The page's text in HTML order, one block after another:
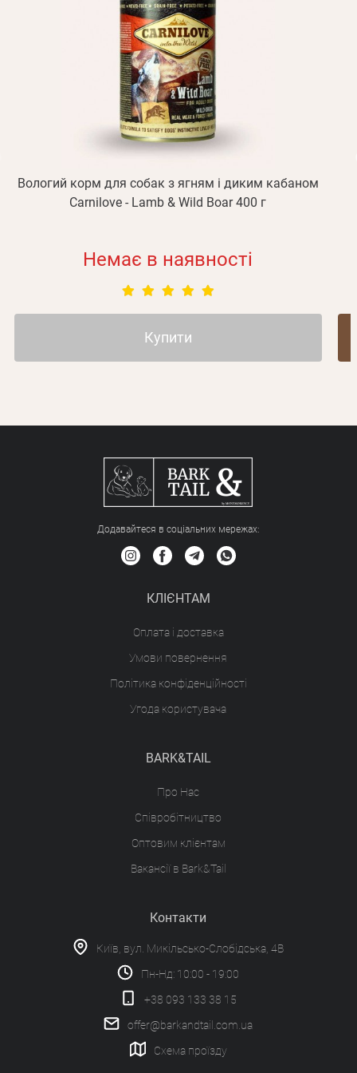
Вологий корм для собак з ягням і диким кабаном
Carnilove - Lamb & Wild Boar 400 г
Немає в наявності
Купити
Додавайтеся в соціальних мережах:
КЛІЄНТАМ
Оплата і доставка
Умови повернення
Політика конфіденційності
Угода користувача
BARK&TAIL
Про Нас
Співробітництво
Оптовим клієнтам
Вакансії в Bark&Tail
Контакти
Київ, вул. Микільсько-Слобідська, 4В
Пн-Нд: 10:00 - 19:00
+38 093 133 38 15
offer@barkandtail.com.ua
Схема проїзду
Відправити
Реєстрація
або з допомогою
Отримувати повідомлення про новинки, знижки, акції
Зареєструватися
Відправити
Згадали пароль?
Не прийшов лист?Повторити відправку
обліковий запис не підтверджена